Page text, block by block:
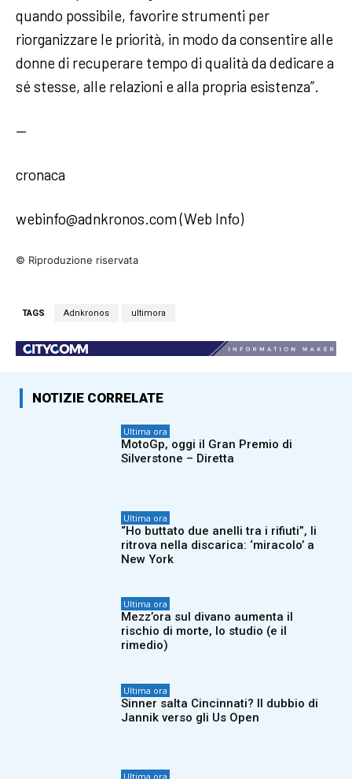
quando possibile, favorire strumenti per
riorganizzare le priorità, in modo da consentire alle
donne di recuperare tempo di qualità da dedicare a
sé stesse, alle relazioni e alla propria esistenza”.
—
cronaca
webinfo@adnkronos.com (Web Info)
© Riproduzione riservata
TAGS Adnkronos ultimora
NOTIZIE CORRELATE
Ultima ora
MotoGp, oggi il Gran Premio di
Silverstone – Diretta
Ultima ora
“Ho buttato due anelli tra i rifiuti”, li
ritrova nella discarica: ‘miracolo’ a
New York
Ultima ora
Mezz’ora sul divano aumenta il
rischio di morte, lo studio (e il
rimedio)
Ultima ora
Sinner salta Cincinnati? Il dubbio di
Jannik verso gli Us Open
Ultima ora